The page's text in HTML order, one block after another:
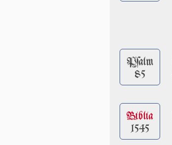
Pſalm
85
Biblia
1545